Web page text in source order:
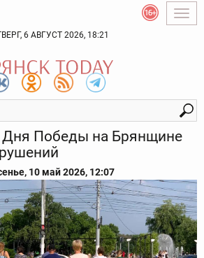
6 АВГУСТ 2026, 18:21
Дня Победы на Брянщине
10 май 2026, 12:07